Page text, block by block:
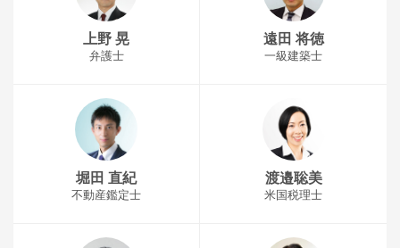
上野 晃
弁護士
遠田 将徳
一級建築士
堀田 直紀
不動産鑑定士
渡邉聡美
米国税理士